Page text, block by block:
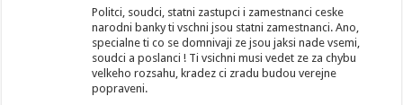
Politci, soudci, statni zastupci i zamestnanci ceske
narodni banky ti vschni jsou statni zamestnanci. Ano,
specialne ti co se domnivaji ze jsou jaksi nade vsemi,
soudci a poslanci ! Ti vsichni musi vedet ze za chybu
velkeho rozsahu, kradez ci zradu budou verejne
popraveni.